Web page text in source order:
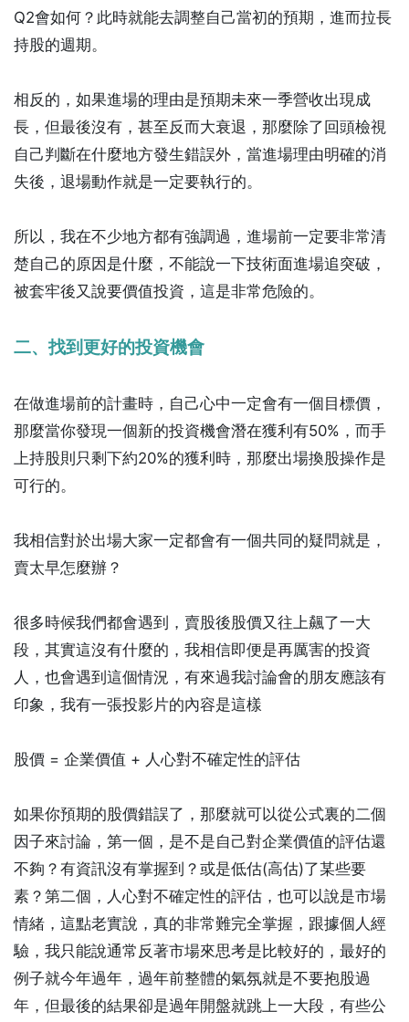
Q2會如何？此時就能去調整自己當初的預期，進而拉長
持股的週期。
相反的，如果進場的理由是預期未來一季營收出現成
長，但最後沒有，甚至反而大衰退，那麼除了回頭檢視
自己判斷在什麼地方發生錯誤外，當進場理由明確的消
失後，退場動作就是一定要執行的。
所以，我在不少地方都有強調過，進場前一定要非常清
楚自己的原因是什麼，不能說一下技術面進場追突破，
被套牢後又說要價值投資，這是非常危險的。
二、找到更好的投資機會
在做進場前的計畫時，自己心中一定會有一個目標價，
那麼當你發現一個新的投資機會潛在獲利有50%，而手
上持股則只剩下約20%的獲利時，那麼出場換股操作是
可行的。
我相信對於出場大家一定都會有一個共同的疑問就是，
賣太早怎麼辦？
很多時候我們都會遇到，賣股後股價又往上飆了一大
段，其實這沒有什麼的，我相信即便是再厲害的投資
人，也會遇到這個情況，有來過我討論會的朋友應該有
印象，我有一張投影片的內容是這樣
股價 = 企業價值 + 人心對不確定性的評估
如果你預期的股價錯誤了，那麼就可以從公式裏的二個
因子來討論，第一個，是不是自己對企業價值的評估還
不夠？有資訊沒有掌握到？或是低估(高估)了某些要
素？第二個，人心對不確定性的評估，也可以說是市場
情緒，這點老實說，真的非常難完全掌握，跟據個人經
驗，我只能說通常反著市場來思考是比較好的，最好的
例子就今年過年，過年前整體的氣氛就是不要抱股過
年，但最後的結果卻是過年開盤就跳上一大段，有些公